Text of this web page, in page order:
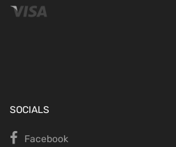
SOCIALS
Facebook